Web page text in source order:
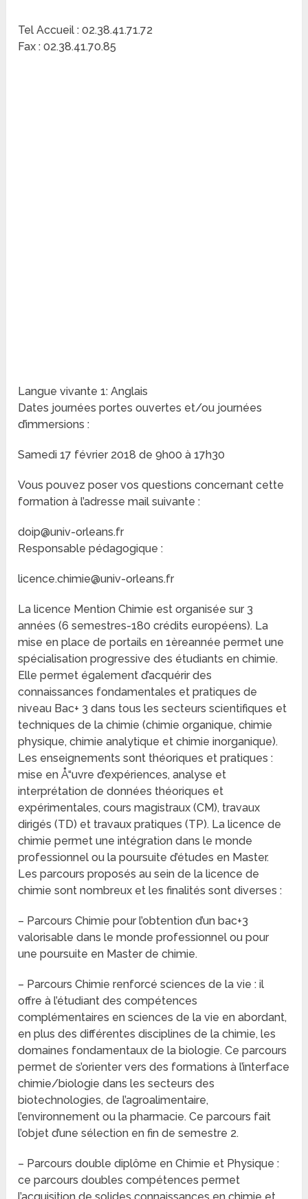
Tel Accueil : 02.38.41.71.72
Fax : 02.38.41.70.85
Langue vivante 1: Anglais
Dates journées portes ouvertes et/ou journées
d’immersions :
Samedi 17 février 2018 de 9h00 à 17h30
Vous pouvez poser vos questions concernant cette
formation à l’adresse mail suivante :
doip@univ-orleans.fr
Responsable pédagogique :
licence.chimie@univ-orleans.fr
La licence Mention Chimie est organisée sur 3
années (6 semestres-180 crédits européens). La
mise en place de portails en 1èreannée permet une
spécialisation progressive des étudiants en chimie.
Elle permet également d’acquérir des
connaissances fondamentales et pratiques de
niveau Bac+ 3 dans tous les secteurs scientifiques et
techniques de la chimie (chimie organique, chimie
physique, chimie analytique et chimie inorganique).
Les enseignements sont théoriques et pratiques :
mise en Å“uvre d’expériences, analyse et
interprétation de données théoriques et
expérimentales, cours magistraux (CM), travaux
dirigés (TD) et travaux pratiques (TP). La licence de
chimie permet une intégration dans le monde
professionnel ou la poursuite d’études en Master.
Les parcours proposés au sein de la licence de
chimie sont nombreux et les finalités sont diverses :
– Parcours Chimie pour l’obtention d’un bac+3
valorisable dans le monde professionnel ou pour
une poursuite en Master de chimie.
– Parcours Chimie renforcé sciences de la vie : il
offre à l’étudiant des compétences
complémentaires en sciences de la vie en abordant,
en plus des différentes disciplines de la chimie, les
domaines fondamentaux de la biologie. Ce parcours
permet de s’orienter vers des formations à l’interface
chimie/biologie dans les secteurs des
biotechnologies, de l’agroalimentaire,
l’environnement ou la pharmacie. Ce parcours fait
l’objet d’une sélection en fin de semestre 2.
– Parcours double diplôme en Chimie et Physique :
ce parcours doubles compétences permet